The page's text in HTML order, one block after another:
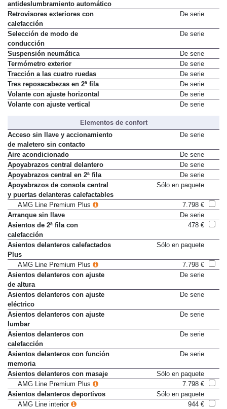
antideslumbramiento automático
Retrovisores exteriores con
calefacción
De serie
Selección de modo de
conducción
De serie
Suspensión neumática
De serie
Termómetro exterior
De serie
Tracción a las cuatro ruedas
De serie
Tres reposacabezas en 2ª fila
De serie
Volante con ajuste horizontal
De serie
Volante con ajuste vertical
De serie
Elementos de confort
Acceso sin llave y accionamiento
de maletero sin contacto
De serie
Aire acondicionado
De serie
Apoyabrazos central delantero
De serie
Apoyabrazos central en 2ª fila
De serie
Apoyabrazos de consola central
y puertas delanteras calefactables
Sólo en paquete
AMG Line Premium Plus
7.798 €
Arranque sin llave
De serie
Asientos de 2ª fila con
calefacción
478 €
Asientos delanteros calefactados
Plus
Sólo en paquete
AMG Line Premium Plus
7.798 €
Asientos delanteros con ajuste
de altura
De serie
Asientos delanteros con ajuste
eléctrico
De serie
Asientos delanteros con ajuste
lumbar
De serie
Asientos delanteros con
calefacción
De serie
Asientos delanteros con función
memoria
De serie
Asientos delanteros con masaje
Sólo en paquete
AMG Line Premium Plus
7.798 €
Asientos delanteros deportivos
Sólo en paquete
AMG Line interior
944 €